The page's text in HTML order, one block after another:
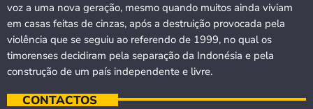
voz a uma nova geração, mesmo quando muitos ainda viviam
em casas feitas de cinzas, após a destruição provocada pela
violência que se seguiu ao referendo de 1999, no qual os
timorenses decidiram pela separação da Indonésia e pela
construção de um país independente e livre.
CONTACTOS